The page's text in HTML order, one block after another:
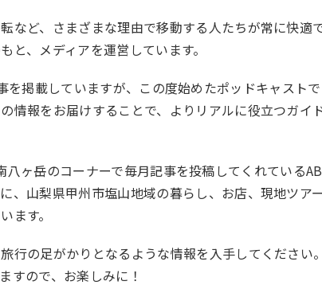
など、さまざまな理由で移動する人たちが常に快適
と、メディアを運営しています。
掲載していますが、この度始めたポッドキャスト
情報をお届けすることで、よりリアルに役立つガイ
ヶ岳のコーナーで毎月記事を投稿してくれている
、山梨県甲州市塩山地域の暮らし、お店、現地ツア
ます。
行の足がかりとなるような情報を入手してください。
すので、お楽しみに！